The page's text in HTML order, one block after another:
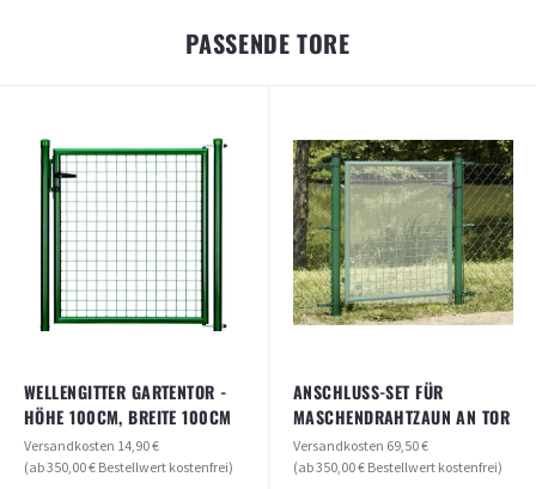
ARTIKEL ANSEHEN
PASSENDE TORE
WELLENGITTER GARTENTOR -
HÖHE 100CM, BREITE 100CM
Versandkosten 14,90 €
(ab 350,00 € Bestellwert kostenfrei)
ANSCHLUSS-SET FÜR
MASCHENDRAHTZAUN AN TOR
Versandkosten 69,50 €
(ab 350,00 € Bestellwert kostenfrei)